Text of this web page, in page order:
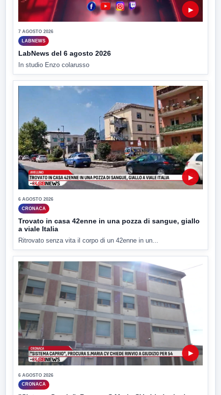
▶
7 AGOSTO 2026
LABNEWS
LabNews del 6 agosto 2026
In studio Enzo colarusso
▶
6 AGOSTO 2026
CRONACA
Trovato in casa 42enne in una pozza di sangue, giallo
a viale Italia
Ritrovato senza vita il corpo di un 42enne in un...
▶
6 AGOSTO 2026
CRONACA